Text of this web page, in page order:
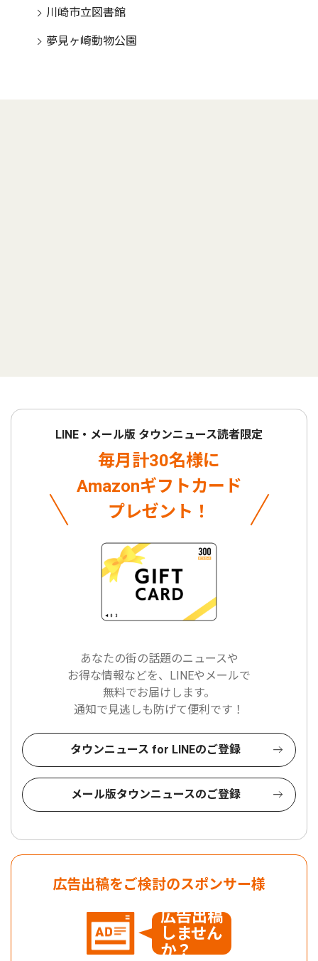
川崎市立図書館
夢見ヶ崎動物公園
LINE・メール版 タウンニュース読者限定
毎月計30名様に
Amazonギフトカード
プレゼント！
あなたの街の話題のニュースや
お得な情報などを、LINEやメールで
無料でお届けします。
通知で見逃しも防げて便利です！
タウンニュース for LINEのご登録
メール版タウンニュースのご登録
広告出稿をご検討のスポンサー様
広告出稿
しません
か？